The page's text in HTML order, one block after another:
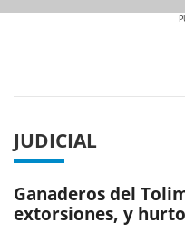
JUDICIAL
Ganaderos del
extorsiones, y